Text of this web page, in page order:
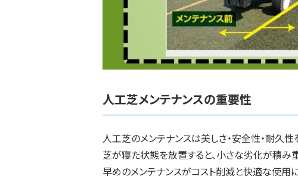
人工芝メンテナンスの重要性
人工芝のメンテナンスは美しさ・安全性・耐久
芝が寝た状態を放置すると、小さな劣化が積み
早めのメンテナンスがコスト削減と快適な使用